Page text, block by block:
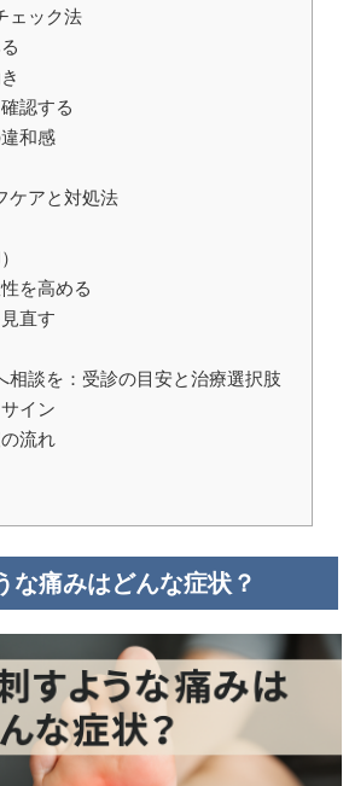
ェック法
認する
和感
ケアと対処法
を高める
直す
相談を：受診の目安と治療選択肢
イン
流れ
な痛みはどんな症状？